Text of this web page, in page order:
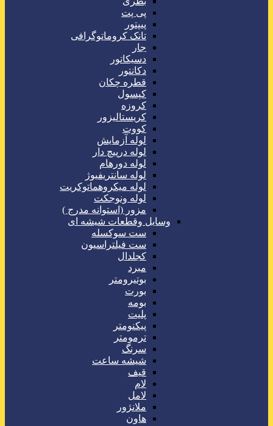
پی پت
پیپتور
تانک کروماتوگرافی
جار
دسیکاتور
دکانتور
قطره چکان
کپسول
کروزه
کریستالیزور
کووت
لوله آزمایش
لوله درپیچ دار
لوله دورهام
لوله سانتریفیوژ
لوله میکروهماتوکریت
لوله ونوجکت
مزور (استوانه مدرج )
وسایل وقطعات شیشه ای
ست سوکسله
ست فیلتراسیون
کجلدال
مبرد
بوتیرومتر
بورت
بومه
پلیت
پیکنومتر
ترمومتر
سرنگ
شیشه ساعت
قیف
لام
لامل
ملانژور
هاون